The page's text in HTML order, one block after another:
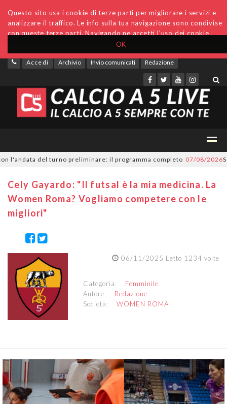
OK
Questo sito usa i cookie di terze parti per migliorare i servizi e
analizzare il traffico. Le info sulla tua navigazione sono condivise
con queste terze parti. Navigando ne accetti l'uso dei cookie.
Accedi Archivio Invio comunicati Redazione
del turno preliminare: il programma completo 07/08/2026Serie
Cely Gayardo: "Il futsal è la mia medicina. La
Women Roma? Vogliamo competere con le
migliori"
06/11/2025 Letto 1234 volte
Categoria: Femminile
Autore: Redazione
Società:WOMEN ROMA
Previous